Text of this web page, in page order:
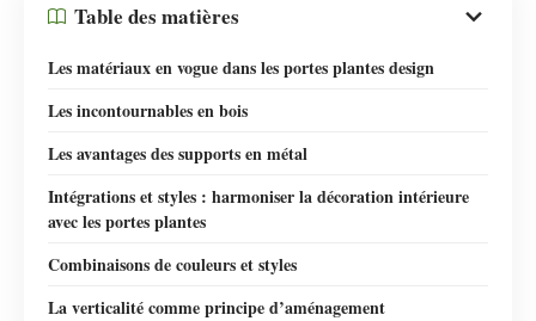
Table des matières
Les matériaux en vogue dans les portes plantes design
Les incontournables en bois
Les avantages des supports en métal
Intégrations et styles : harmoniser la décoration intérieure
avec les portes plantes
Combinaisons de couleurs et styles
La verticalité comme principe d’aménagement